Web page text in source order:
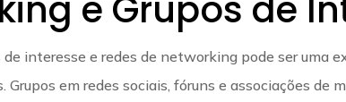
de interesse e redes de networking pode ser uma
Grupos em redes sociais, fóruns e associações de